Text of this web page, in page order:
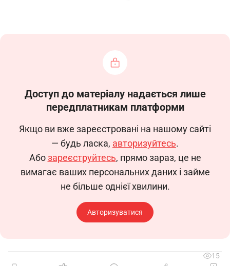
1. Загальні положення
відповідальність слюсаря-інструментальника 8-
го розряду.
приймається на роботу та звільняється наказом
директора підприємства.
1.3. Слюсар - інструментальник 8-го розряду
безпосередньо підпорядковується ____________.
1.4. У своїй діяльності слюсар -
інструментальник 8-го розряду керується
локальними актами підприємства (статутом,
інструкцією, організаційно-розпорядчими
Доступ до матеріалу надається лише
передплатникам платформи
Якщо ви вже зареєстровані на нашому сайті
— будь ласка, авторизуйтесь.
Абозареєструйтесь, прямо зараз, це не
вимагає ваших персональних даних і займе
не більше однієї хвилини.
Авторизуватися
15